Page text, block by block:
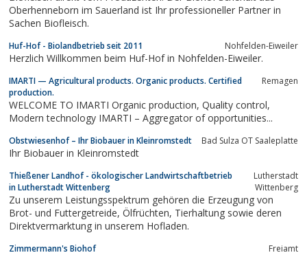
Oberhenneborn im Sauerland ist Ihr professioneller Partner in
Sachen Biofleisch.
Huf-Hof - Biolandbetrieb seit 2011 Nohfelden-Eiweiler
Herzlich Willkommen beim Huf-Hof in Nohfelden-Eiweiler.
IMARTI — Agricultural products. Organic products. Certified
production.
Remagen
WELCOME TO IMARTI Organic production, Quality control,
Modern technology IMARTI – Aggregator of opportunities...
Obstwiesenhof – Ihr Biobauer in Kleinromstedt Bad Sulza OT Saaleplatte
Ihr Biobauer in Kleinromstedt
Thießener Landhof - ökologischer Landwirtschaftbetrieb
in Lutherstadt Wittenberg
Lutherstadt
Wittenberg
Zu unserem Leistungsspektrum gehören die Erzeugung von
Brot- und Futtergetreide, Ölfrüchten, Tierhaltung sowie deren
Direktvermarktung in unserem Hofladen.
Zimmermann's Biohof Freiamt